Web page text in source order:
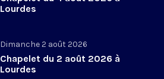
Lourdes
Dimanche 2 août 2026
Chapelet du 2 août 2026 à
Lourdes